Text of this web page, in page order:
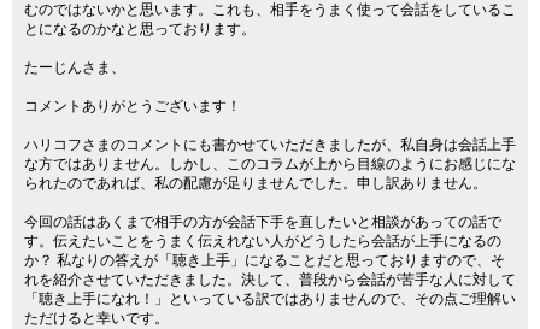
むのではないかと思います。これも、相手をうまく使って会話をしているこ
とになるのかなと思っております。
たーじんさま、
コメントありがとうございます！
ハリコフさまのコメントにも書かせていただきましたが、私自身は会話上手
な方ではありません。しかし、このコラムが上から目線のようにお感じにな
られたのであれば、私の配慮が足りませんでした。申し訳ありません。
今回の話はあくまで相手の方が会話下手を直したいと相談があっての話で
す。伝えたいことをうまく伝えれない人がどうしたら会話が上手になるの
か？ 私なりの答えが「聴き上手」になることだと思っておりますので、そ
れを紹介させていただきました。決して、普段から会話が苦手な人に対して
「聴き上手になれ！」といっている訳ではありませんので、その点ご理解い
ただけると幸いです。